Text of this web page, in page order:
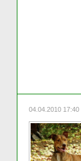
04.04.2010 17:40